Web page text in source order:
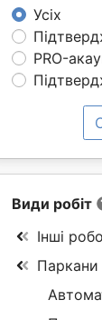
Усіх
PRO-
Види робіт
Інші
Паркани